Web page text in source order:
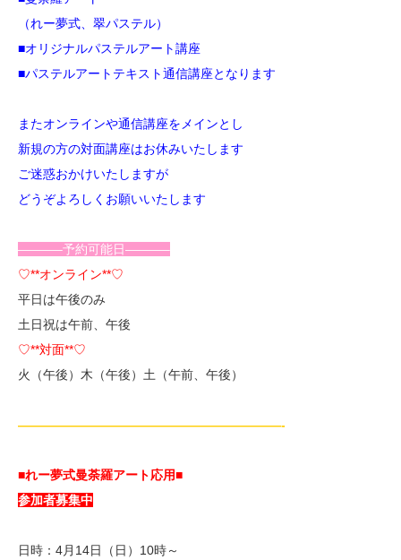
（れー夢式、翠パステル）
■オリジナルパステルアート講座
■パステルアートテキスト通信講座となります
またオンラインや通信講座をメインとし
新規の方の対面講座はお休みいたします
ご迷惑おかけいたしますが
どうぞよろしくお願いいたします
———–予約可能日———–
♡**オンライン**♡
平日は午後のみ
土日祝は午前、午後
♡**対面**♡
火（午後）木（午後）土（午前、午後）
—————————————————————-
■れー夢式曼荼羅アート応用■
参加者募集中
日時：4月14日（日）10時～